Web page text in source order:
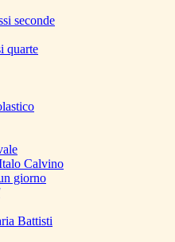
seconde
quarte
Calvino
giorno
Battisti